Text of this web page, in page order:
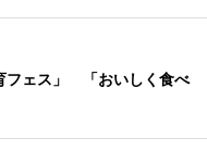
フェス」 「おいしく食べ